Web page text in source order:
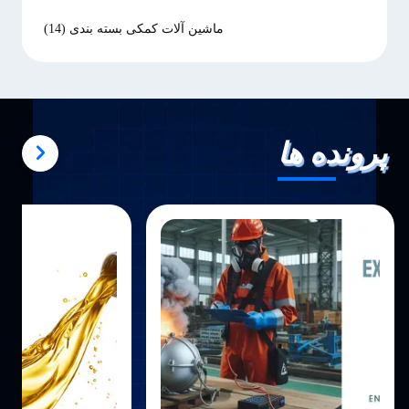
ماشین آلات کمکی بسته بندی (14)
پرونده ها